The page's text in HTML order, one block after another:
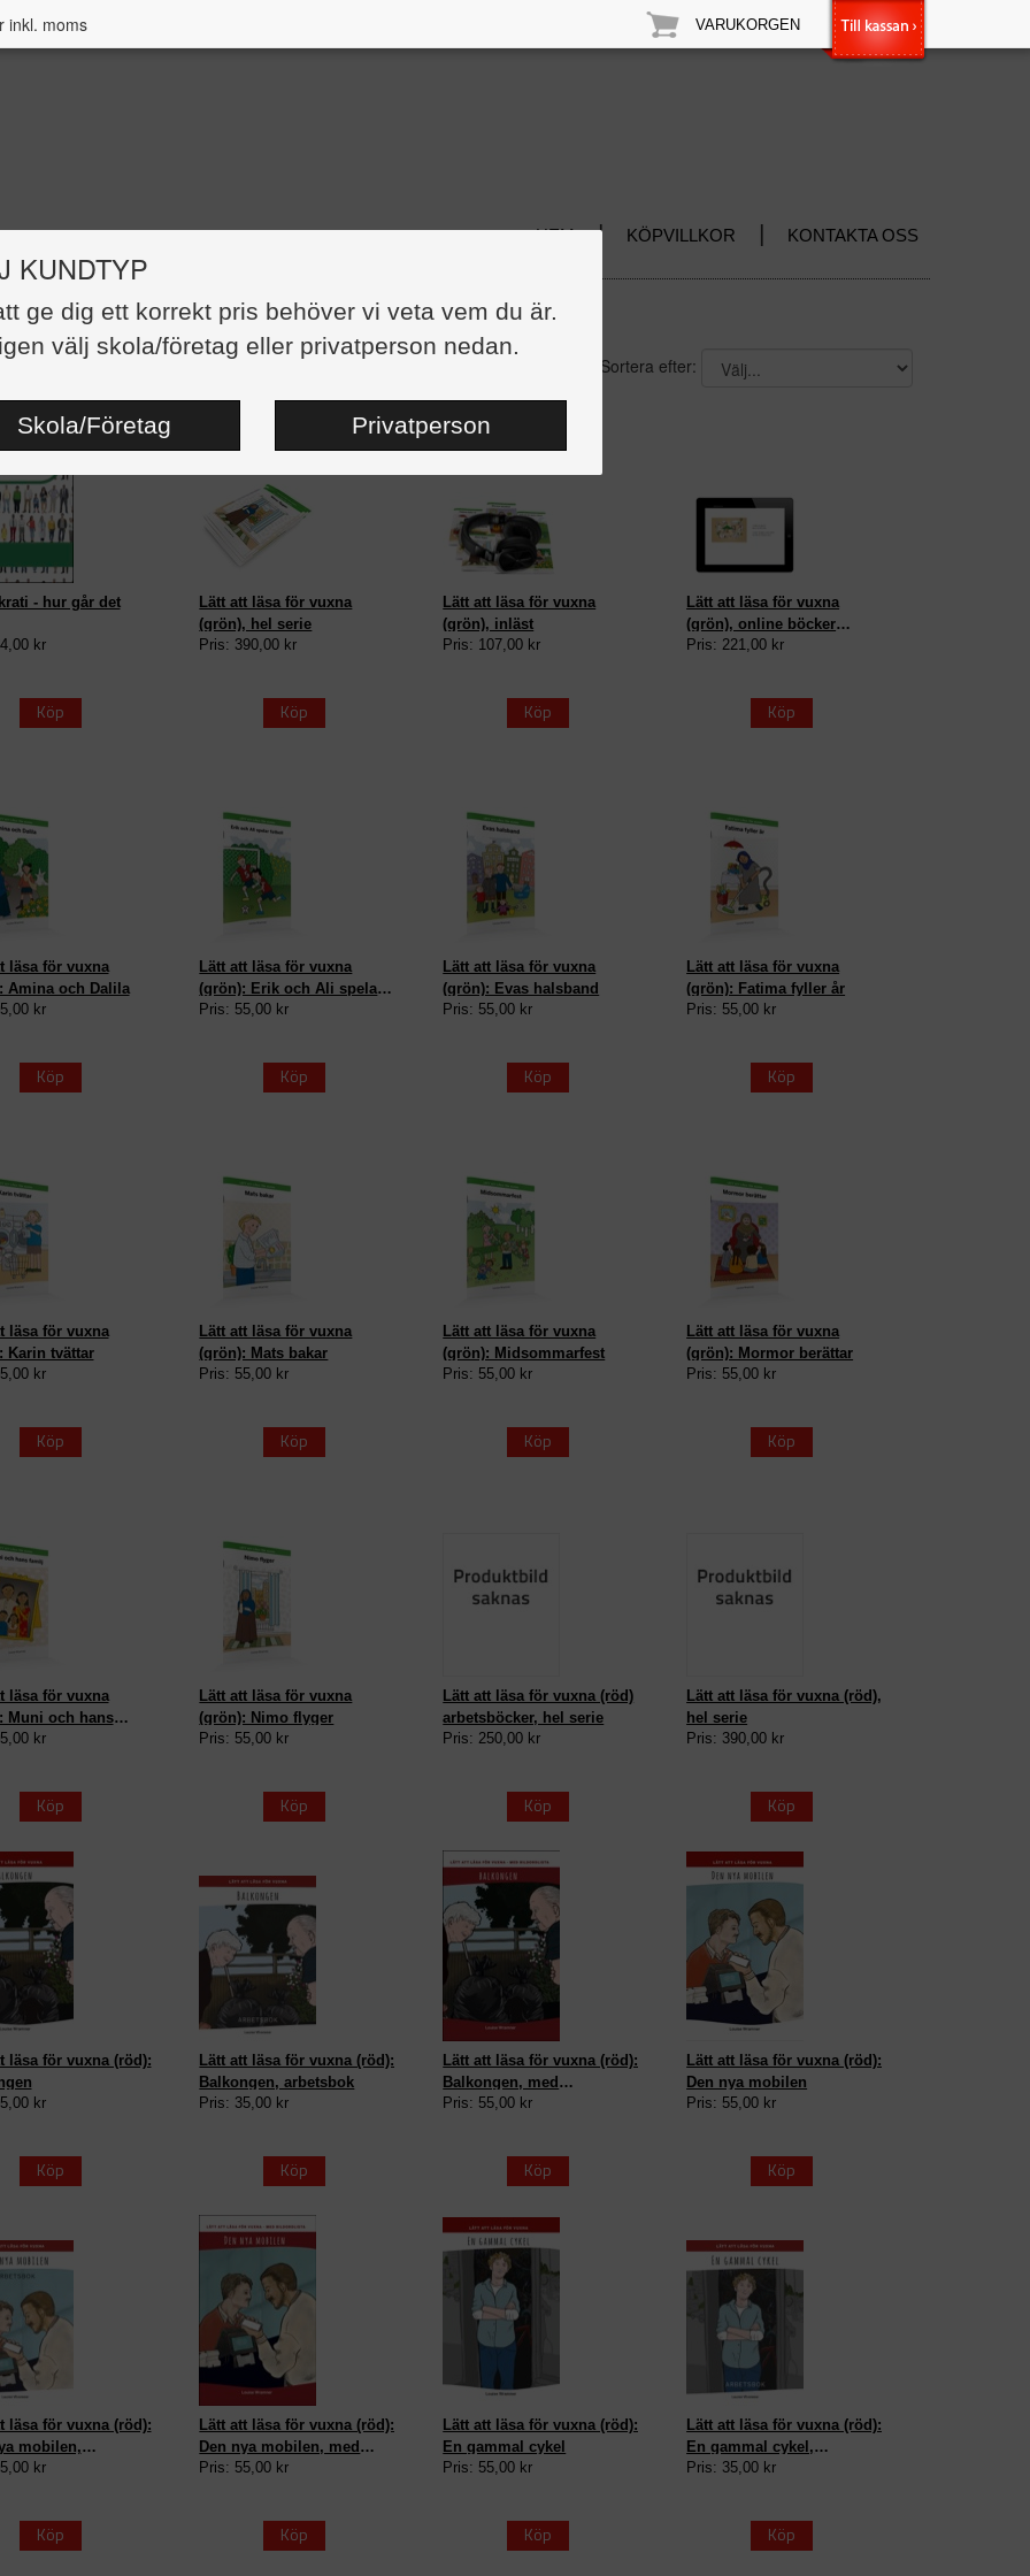
KUNDTYP
ge dig ett korrekt pris behöver vi veta vem du är.
välj skola/företag eller privatperson nedan.
Skola/Företag Privatperson
inkl. moms VARUKORGEN
HEM | KÖPVILLKOR | KONTAKTA OSS
st artiklar Sortera efter:
- hur går det
kr
Köp
Lätt att läsa för vuxna
(grön), hel serie
Pris: 390,00 kr
Köp
Lätt att läsa för vuxna
(grön), inläst
Pris: 107,00 kr
Köp
Lätt att läsa för vuxna
(grön), online böcker
Skollicens 12 mån
Pris: 221,00 kr
Köp
läsa för vuxna
Amina och Dalila
kr
Köp
Lätt att läsa för vuxna
(grön): Erik och Ali spelar
fotboll
Pris: 55,00 kr
Köp
Lätt att läsa för vuxna
(grön): Evas halsband
Pris: 55,00 kr
Köp
Lätt att läsa för vuxna
(grön): Fatima fyller år
Pris: 55,00 kr
Köp
läsa för vuxna
Karin tvättar
kr
Köp
Lätt att läsa för vuxna
(grön): Mats bakar
Pris: 55,00 kr
Köp
Lätt att läsa för vuxna
(grön): Midsommarfest
Pris: 55,00 kr
Köp
Lätt att läsa för vuxna
(grön): Mormor berättar
Pris: 55,00 kr
Köp
läsa för vuxna
Muni och hans
kr
Köp
Lätt att läsa för vuxna
(grön): Nimo flyger
Pris: 55,00 kr
Köp
Lätt att läsa för vuxna (röd)
arbetsböcker, hel serie
Pris: 250,00 kr
Köp
Lätt att läsa för vuxna (röd),
hel serie
Pris: 390,00 kr
Köp
läsa för vuxna (röd):
kr
Köp
Lätt att läsa för vuxna (röd):
Balkongen, arbetsbok
Pris: 35,00 kr
Köp
Lätt att läsa för vuxna (röd):
Balkongen, med
bildordlista
Pris: 55,00 kr
Köp
Lätt att läsa för vuxna (röd):
Den nya mobilen
Pris: 55,00 kr
Köp
läsa för vuxna (röd):
mobilen,
kr
Köp
Lätt att läsa för vuxna (röd):
Den nya mobilen, med
bildordlista
Pris: 55,00 kr
Köp
Lätt att läsa för vuxna (röd):
En gammal cykel
Pris: 55,00 kr
Köp
Lätt att läsa för vuxna (röd):
En gammal cykel,
arbetsbok
Pris: 35,00 kr
Köp